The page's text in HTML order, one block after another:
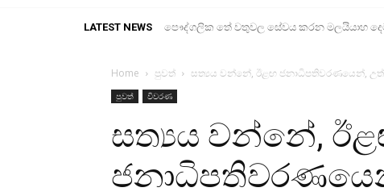
LATEST NEWS පෞද්ගලික තේ වතුවල සේවය කරන මලයියාහ
Home පුවත් සත්‍යය වන්නේ, ඊළඟ ජනාධිපතිවරණයෙන්,
පුවත් විවරණ
සත්‍යය වන්නේ,